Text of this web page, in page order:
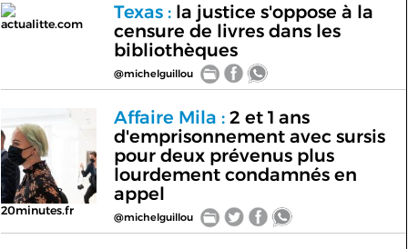
actualitte.com
Texas :la justice s'oppose à la
censure de livres dans les
bibliothèques
@michelguillou
20minutes.fr
Affaire Mila :2 et 1 ans
d'emprisonnement avec sursis
pour deux prévenus plus
lourdement condamnés en
appel
@michelguillou